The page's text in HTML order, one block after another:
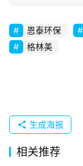
初
创
牌
发
布
恩泰环保
格林美
生成海报
相关推荐